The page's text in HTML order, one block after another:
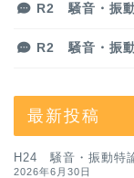
R2 騒音・振
R2 騒音・振
最新投稿
H24 騒音・振動特
2026年6月30日